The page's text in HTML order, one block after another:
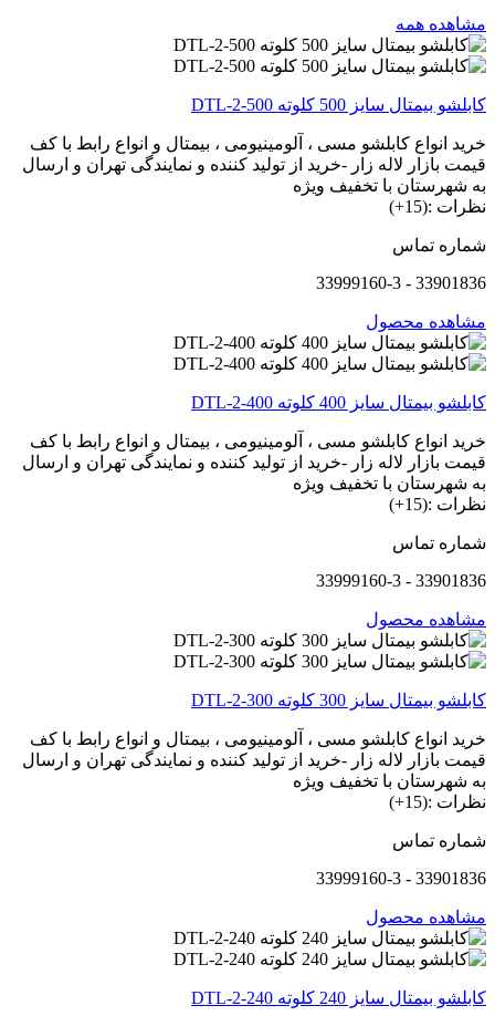
مشاهده همه
کابلشو بیمتال سایز 500 کلوته DTL-2-500
خرید انواع کابلشو مسی ، آلومینیومی ، بیمتال و انواع رابط با کف
قیمت بازار لاله زار -خرید از تولید کننده و نمایندگی تهران و ارسال
به شهرستان با تخفیف ویژه
نظرات :(15+)
شماره تماس
33901836 - 33999160-3
مشاهده محصول
کابلشو بیمتال سایز 400 کلوته DTL-2-400
خرید انواع کابلشو مسی ، آلومینیومی ، بیمتال و انواع رابط با کف
قیمت بازار لاله زار -خرید از تولید کننده و نمایندگی تهران و ارسال
به شهرستان با تخفیف ویژه
نظرات :(15+)
شماره تماس
33901836 - 33999160-3
مشاهده محصول
کابلشو بیمتال سایز 300 کلوته DTL-2-300
خرید انواع کابلشو مسی ، آلومینیومی ، بیمتال و انواع رابط با کف
قیمت بازار لاله زار -خرید از تولید کننده و نمایندگی تهران و ارسال
به شهرستان با تخفیف ویژه
نظرات :(15+)
شماره تماس
33901836 - 33999160-3
مشاهده محصول
کابلشو بیمتال سایز 240 کلوته DTL-2-240